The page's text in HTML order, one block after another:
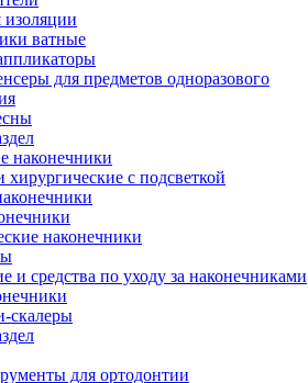
ватные
для предметов одноразового
наконечники
с подсветкой
наконечники
и средства по уходу за наконечниками
скалеры
для ортодонтии